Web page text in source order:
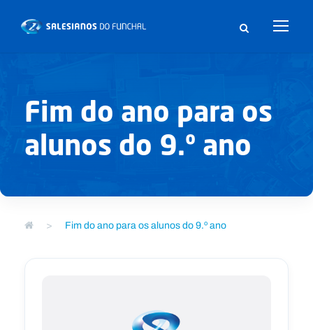
Fim do ano para os
alunos do 9.º ano
> Fim do ano para os alunos do 9.º ano